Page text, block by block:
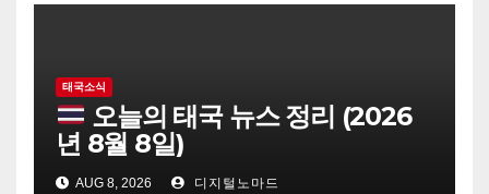
태국소식
오늘의 태국 뉴스 정리 (2026
년 8월 8일)
AUG 8, 2026 디지털노마드